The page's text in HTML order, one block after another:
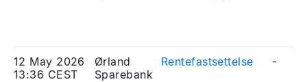
12 May 2026
13:36 CEST
Ørland
Sparebank
Rentefastsettelse -